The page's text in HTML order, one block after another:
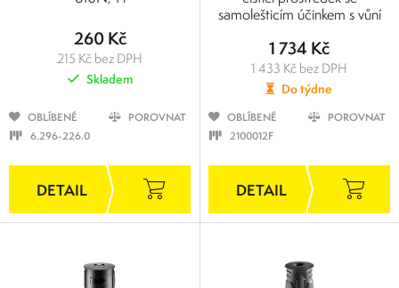
260 Kč
215 Kč bez DPH
Skladem
OBLÍBENÉ
POROVNAT
6.296-226.0
samolešticím účinkem s vůní
1 734 Kč
1 433 Kč bez DPH
Do týdne
OBLÍBENÉ
POROVNAT
2100012F